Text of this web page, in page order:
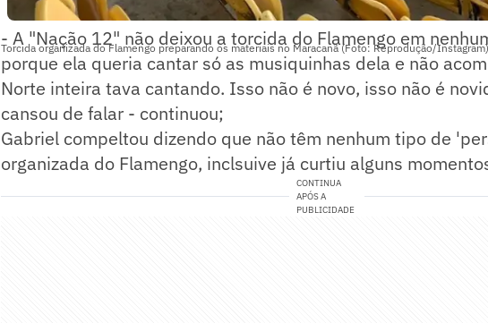
Torcida organizada do Flamengo preparando os materiais no Maracanã (Foto: Reprodução/Instagram)
- A "Nação 12" não deixou a torcida do Flamengo em
porque ela queria cantar só as musiquinhas dela e não
Norte inteira tava cantando. Isso não é novo, isso não é
cansou de falar - continuou;
Gabriel compeltou dizendo que não têm nenhum tipo de
organizada do Flamengo, inclsuive já curtiu alguns
CONTINUA
APÓS A
PUBLICIDADE